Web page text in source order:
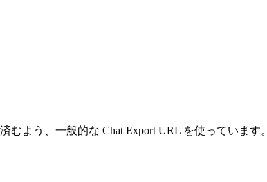
よう、一般的な Chat Export URL を使っています。